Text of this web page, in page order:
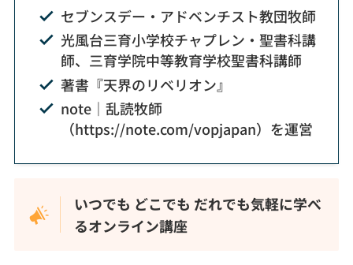
セブンスデー・アドベンチスト教団牧師
光風台三育小学校チャプレン・聖書科講
師、三育学院中等教育学校聖書科講師
著書『天界のリベリオン』
note｜乱読牧師
（https://note.com/vopjapan）を運営
いつでも どこでも だれでも気軽に学べ
るオンライン講座